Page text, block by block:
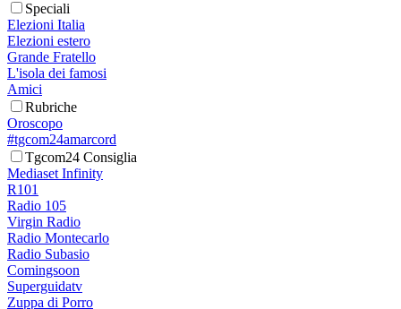
Speciali
Elezioni Italia
Elezioni estero
Grande Fratello
L'isola dei famosi
Amici
Rubriche
Oroscopo
#tgcom24amarcord
Tgcom24 Consiglia
Mediaset Infinity
R101
Radio 105
Virgin Radio
Radio Montecarlo
Radio Subasio
Comingsoon
Superguidatv
Zuppa di Porro